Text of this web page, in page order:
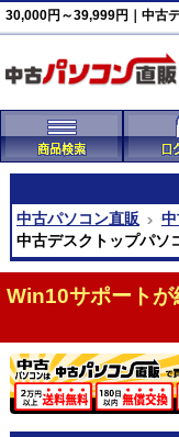
30,000円～39,999円｜中古
中古パソコン直販
中古デスクトップパ
Win10サポート